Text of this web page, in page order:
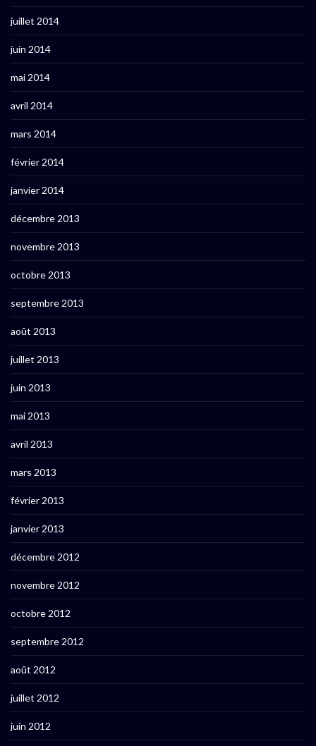
juillet 2014
juin 2014
mai 2014
avril 2014
mars 2014
février 2014
janvier 2014
décembre 2013
novembre 2013
octobre 2013
septembre 2013
août 2013
juillet 2013
juin 2013
mai 2013
avril 2013
mars 2013
février 2013
janvier 2013
décembre 2012
novembre 2012
octobre 2012
septembre 2012
août 2012
juillet 2012
juin 2012